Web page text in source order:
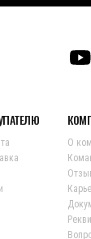
О